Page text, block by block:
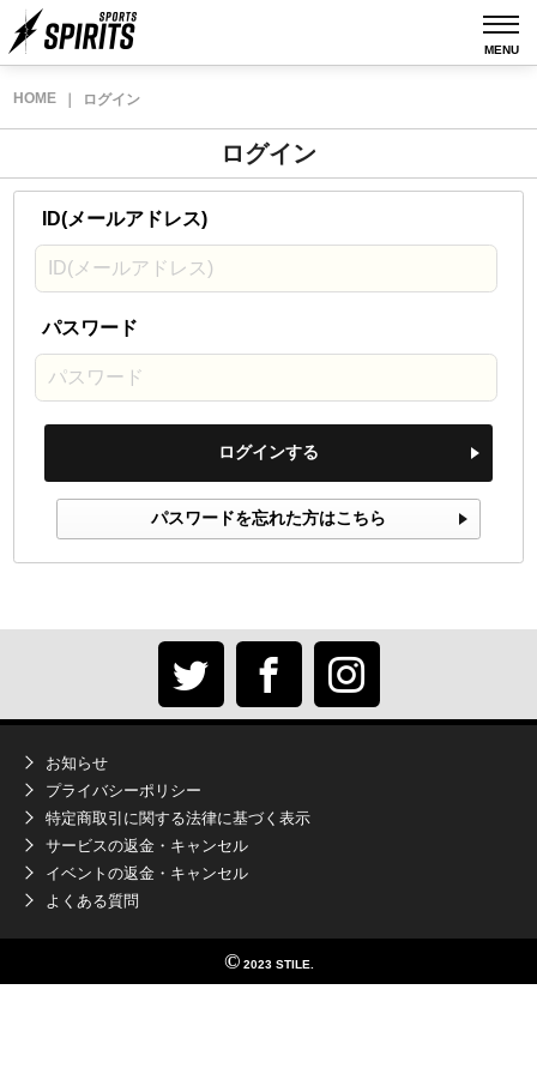
MENU
HOME ログイン
ログイン
ID(メールアドレス)
パスワード
ログインする
パスワードを忘れた方はこちら
お知らせ
プライバシーポリシー
特定商取引に関する法律に基づく表示
サービスの返金・キャンセル
イベントの返金・キャンセル
よくある質問
©2023 STILE.